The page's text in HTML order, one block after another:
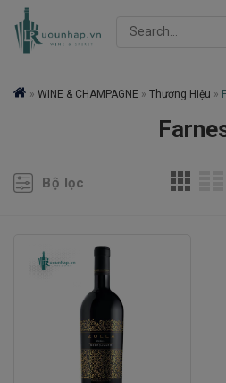
Skip
Search
» WINE & CHAMPAGNE » Thương Hiệu »
Bộ lọc